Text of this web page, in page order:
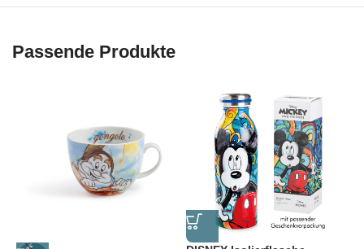
Passende Produkte